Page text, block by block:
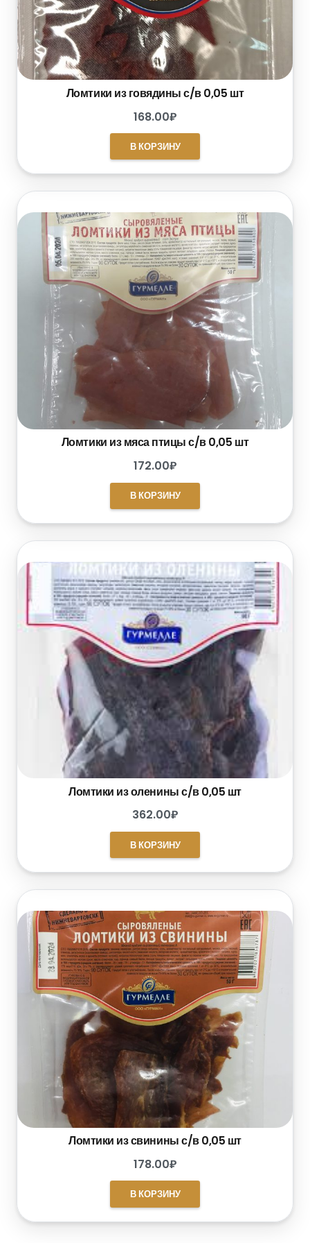
Ломтики из говядины с/в 0,05 шт
168.00₽
В КОРЗИНУ
Ломтики из мяса птицы с/в 0,05 шт
172.00₽
В КОРЗИНУ
Ломтики из оленины с/в 0,05 шт
362.00₽
В КОРЗИНУ
Ломтики из свинины с/в 0,05 шт
178.00₽
В КОРЗИНУ